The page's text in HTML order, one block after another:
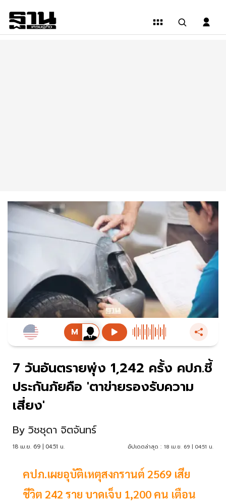
7 วันอันตรายพุ่ง 1,242 ครั้ง คปภ.ชี้
ประกันภัยคือ 'ตาข่ายรองรับความ
เสี่ยง'
By วิชชุดา จิตจันทร์
18 เม.ย. 69 | 04:51 น. อัปเดตล่าสุด : 18 เม.ย. 69 | 04:51 น.
คปภ.เผยอุบัติเหตุสงกรานต์ 2569 เสีย
ชีวิต 242 ราย บาดเจ็บ 1,200 คน เตือน